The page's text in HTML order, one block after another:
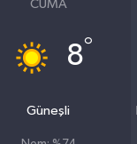
CUMA
8°
Güneşli